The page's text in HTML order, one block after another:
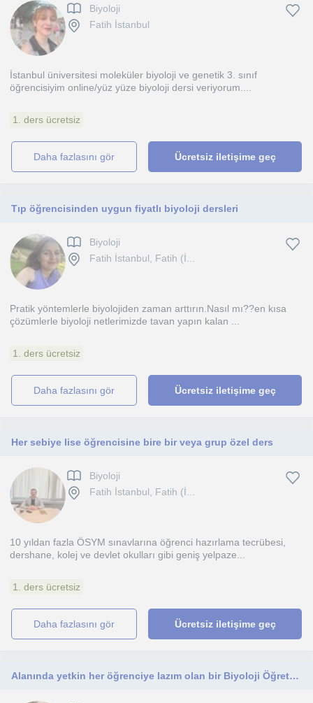
Biyoloji
Fatih İstanbul
İstanbul üniversitesi moleküler biyoloji ve genetik 3. sınıf
öğrencisiyim online/yüz yüze biyoloji dersi veriyorum....
1. ders ücretsiz
daha fazlasını gör Ücretsiz iletişime geç
Tıp öğrencisinden uygun fiyatlı biyoloji dersleri
Biyoloji
Fatih İstanbul, Fatih (İ...
Pratik yöntemlerle biyolojiden zaman arttırın.Nasıl mı??en kısa
çözümlerle biyoloji netlerimizde tavan yapın kalan ...
1. ders ücretsiz
daha fazlasını gör Ücretsiz iletişime geç
Her sebiye lise öğrencisine bire bir veya grup özel ders
Biyoloji
Fatih İstanbul, Fatih (İ...
10 yıldan fazla ÖSYM sınavlarına öğrenci hazırlama tecrübesi,
dershane, kolej ve devlet okulları gibi geniş yelpaze...
1. ders ücretsiz
daha fazlasını gör Ücretsiz iletişime geç
Alanında yetkin her öğrenciye lazım olan bir Biyoloji Öğretmeni